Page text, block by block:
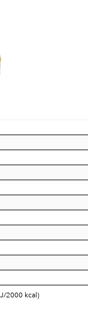
2000 kcal)